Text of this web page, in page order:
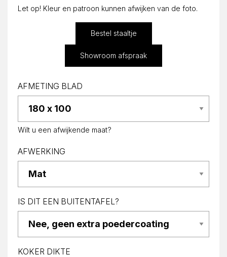
Let op! Kleur en patroon kunnen afwijken van de foto.
Bestel staaltje
Showroom afspraak
AFMETING BLAD
Wilt u een afwijkende maat?
AFWERKING
IS DIT EEN BUITENTAFEL?
KOKER DIKTE